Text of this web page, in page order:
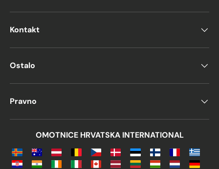
Kontakt
Ostalo
Pravno
OMOTNICE HRVATSKA INTERNATIONAL